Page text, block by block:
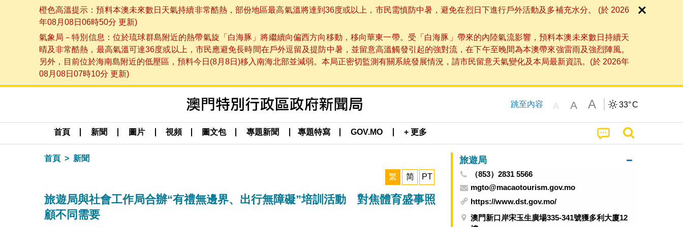
橙色高溫提示：預料本澳未來數日天氣持續非常酷熱，部份地區最高氣溫將達到36度或以上，市民需慎防中暑，避免在烈日下進行戶外活動及多補充水分。 (於 2026
年08月08日06時50分 更新)
氣象局－特別信息：位於琉球群島附近的熱帶氣旋「白海豚」將繼續向偏西方向移動，移向華東一帶。受「白海豚」帶來的內陸氣流影響，預料本澳未來數日持續天
晴及非常酷熱，最高氣溫可達36度或以上，市民應避免長時間在戶外逗留及提防中暑，並留意高溫觸發引起的強對流，在下午至晚間為本澳帶來強雷雨及強烈陣風。
另外，目前位於海南島附近的低壓區，預料今日(8月8日)移入南海北部並減弱。本局正密切監測有關系統發展情況，請市民留意天氣變化及本局最新資訊。(於 2026年
08月08日07時10分 更新)
跳至內容 A A A 33°C
首頁 新聞 圖片 視頻 圖文包 專題新聞 專題特寫 GOV.MO + 更多
首頁 新聞
繁 简 PT
旅遊局與社會工作局合辦“有禮無邊界、出行無障礙”培訓活動 對焦體育盛事照
顧不同需要
旅遊局
（853）2831 5566
mgto@macaotourism.gov.mo
https://www.dst.gov.mo/
澳門新口岸宋玉生廣場335-341號獲多利大廈12